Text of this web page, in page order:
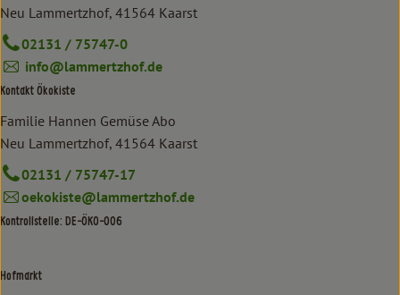
Neu Lammertzhof, 41564 Kaarst
02131 / 75747-0
info@lammertzhof.de
Kontakt Ökokiste
Familie Hannen Gemüse Abo
Neu Lammertzhof, 41564 Kaarst
02131 / 75747-17
oekokiste@lammertzhof.de
Kontrollstelle: DE-ÖKO-006
Hofmarkt